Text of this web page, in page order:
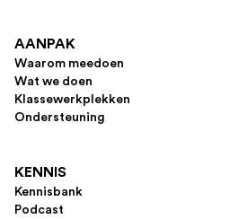
AANPAK
Waarom meedoen
Wat we doen
Klassewerkplekken
Ondersteuning
KENNIS
Kennisbank
Podcast